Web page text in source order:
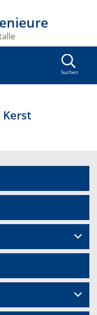
Suchen
Kerst